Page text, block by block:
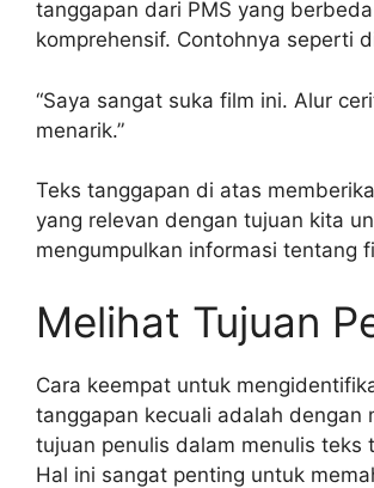
tanggapan dari PMS yang
komprehensif. Contohnya seperti
“Saya sangat suka film ini. Alur
menarik.”
Teks tanggapan di atas
yang relevan dengan tujuan kita
mengumpulkan informasi tentang
Melihat Tujuan
Cara keempat untuk
tanggapan kecuali adalah dengan
tujuan penulis dalam menulis teks
Hal ini sangat penting untuk